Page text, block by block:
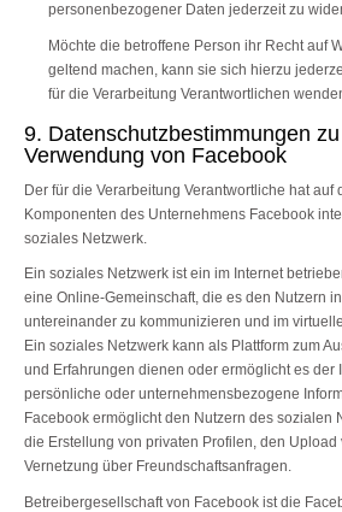
personenbezogener Daten jederzeit zu
Möchte die betroffene Person ihr Recht auf
geltend machen, kann sie sich hierzu
für die Verarbeitung Verantwortlichen
9. Datenschutzbestimmungen
Verwendung von Facebook
Der für die Verarbeitung Verantwortliche hat auf
Komponenten des Unternehmens Facebook
soziales Netzwerk.
Ein soziales Netzwerk ist ein im Internet
eine Online-Gemeinschaft, die es den Nutzern
untereinander zu kommunizieren und im
Ein soziales Netzwerk kann als Plattform zum
und Erfahrungen dienen oder ermöglicht es der
persönliche oder unternehmensbezogene
Facebook ermöglicht den Nutzern des sozialen
die Erstellung von privaten Profilen, den Upload
Vernetzung über Freundschaftsanfragen.
Betreibergesellschaft von Facebook ist die